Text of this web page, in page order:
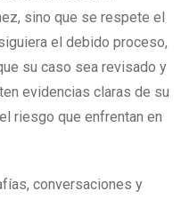
sino que se respete el
el debido proceso,
su caso sea revisado y
evidencias claras de su
riesgo que enfrentan en
conversaciones y